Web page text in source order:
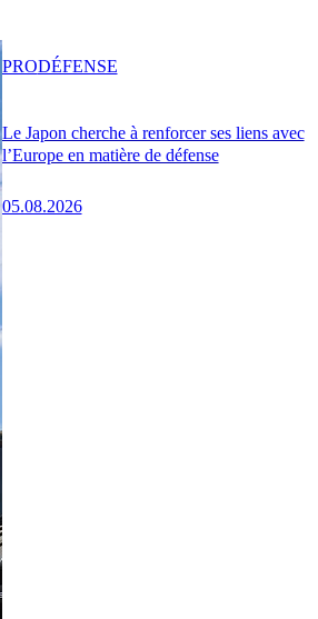
Le Japon cherche à renforcer ses liens avec
l’Europe en matière de défense
05.08.2026
PRODÉFENSE